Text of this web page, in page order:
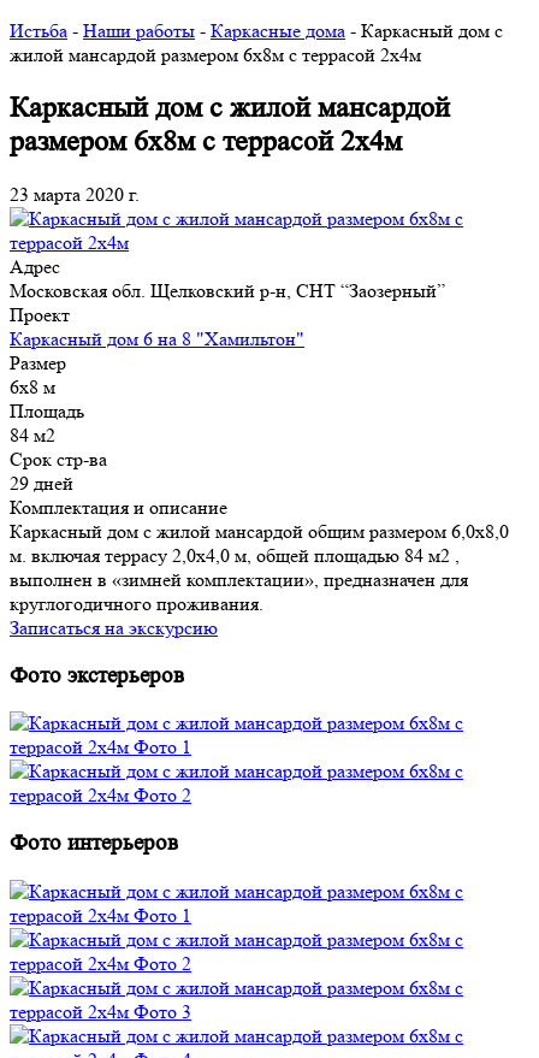
Истьба - Наши работы - Каркасные дома - Каркасный дом с
жилой мансардой размером 6х8м с террасой 2х4м
Каркасный дом с жилой мансардой
размером 6х8м с террасой 2х4м
23 марта 2020 г.
Адрес
Московская обл. Щелковский р-н, СНТ “Заозерный”
Проект
Каркасный дом 6 на 8 "Хамильтон"
Размер
6x8 м
Площадь
84 м2
Срок стр-ва
29 дней
Комплектация и описание
Каркасный дом с жилой мансардой общим размером 6,0х8,0
м. включая террасу 2,0х4,0 м, общей площадью 84 м2 ,
выполнен в «зимней комплектации», предназначен для
круглогодичного проживания.
Записаться на экскурсию
Фото экстерьеров
Фото интерьеров